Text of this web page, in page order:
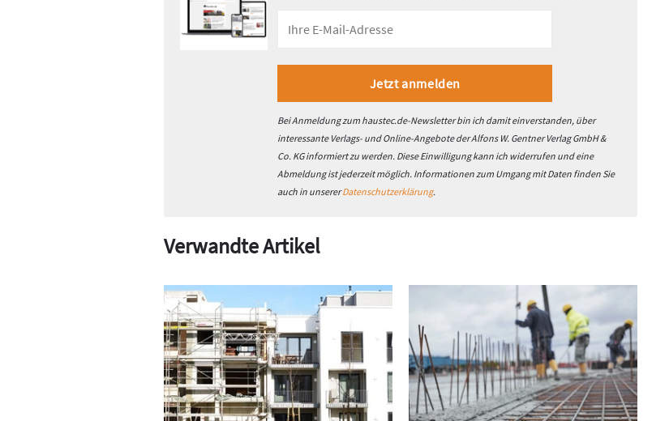
Bei Anmeldung zum haustec.de-Newsletter bin ich damit einverstanden, über
interessante Verlags- und Online-Angebote der Alfons W. Gentner Verlag GmbH &
Co. KG informiert zu werden. Diese Einwilligung kann ich widerrufen und eine
Abmeldung ist jederzeit möglich. Informationen zum Umgang mit Daten finden Sie
auch in unsererDatenschutzerklärung.
Verwandte Artikel